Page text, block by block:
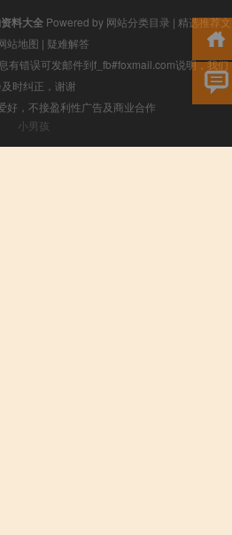
料大全Powered by 网站分类目录 | 精选推荐文
站地图 | 疑难解答
有错误可发邮件到f_fb#foxmail.com说明，我们
及时纠正，谢谢
好，不接盈利性广告及商业合作
小男孩